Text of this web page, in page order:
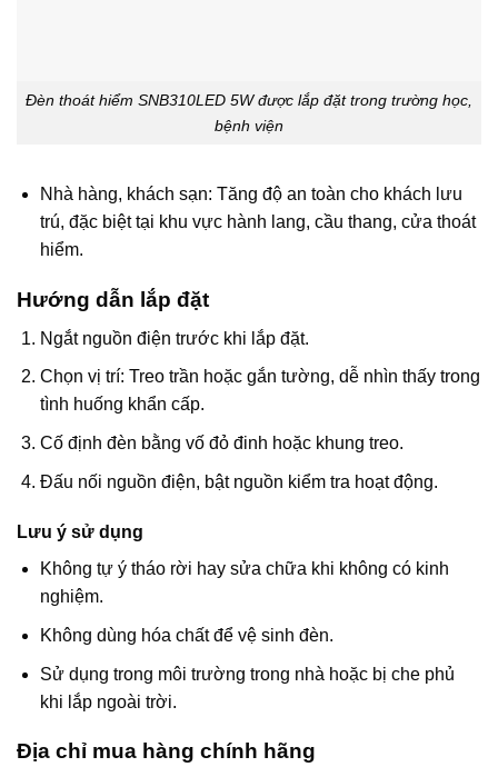
Đèn thoát hiểm SNB310LED 5W được lắp đặt trong trường học,
bệnh viện
Nhà hàng, khách sạn: Tăng độ an toàn cho khách lưu
trú, đặc biệt tại khu vực hành lang, cầu thang, cửa thoát
hiểm.
Hướng dẫn lắp đặt
Ngắt nguồn điện trước khi lắp đặt.
Chọn vị trí: Treo trần hoặc gắn tường, dễ nhìn thấy trong
tình huống khẩn cấp.
Cố định đèn bằng vố đỏ đinh hoặc khung treo.
Đấu nối nguồn điện, bật nguồn kiểm tra hoạt động.
Lưu ý sử dụng
Không tự ý tháo rời hay sửa chữa khi không có kinh
nghiệm.
Không dùng hóa chất để vệ sinh đèn.
Sử dụng trong môi trường trong nhà hoặc bị che phủ
khi lắp ngoài trời.
Địa chỉ mua hàng chính hãng